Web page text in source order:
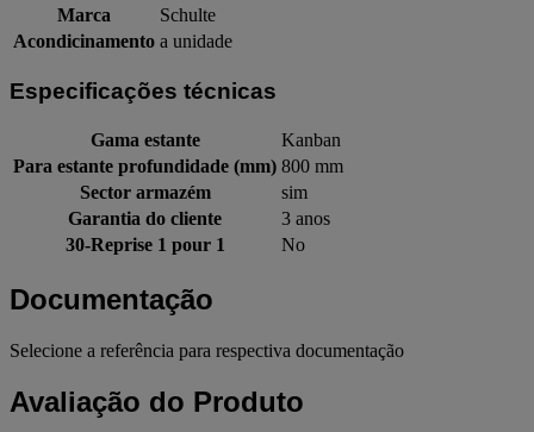
Marca
Schulte
Acondicinamento a unidade
Especificações técnicas
Gama estante
Kanban
Para estante profundidade (mm) 800 mm
Sector armazém
sim
Garantia do cliente
3 anos
30-Reprise 1 pour 1
No
Documentação
Selecione a referência para respectiva documentação
Avaliação do Produto